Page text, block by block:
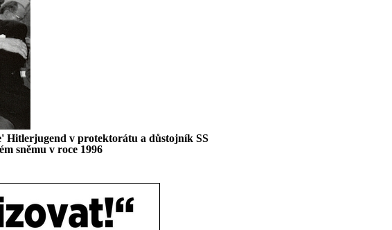
Hitlerjugend v protektorátu a důstojník SS
sněmu v roce 1996